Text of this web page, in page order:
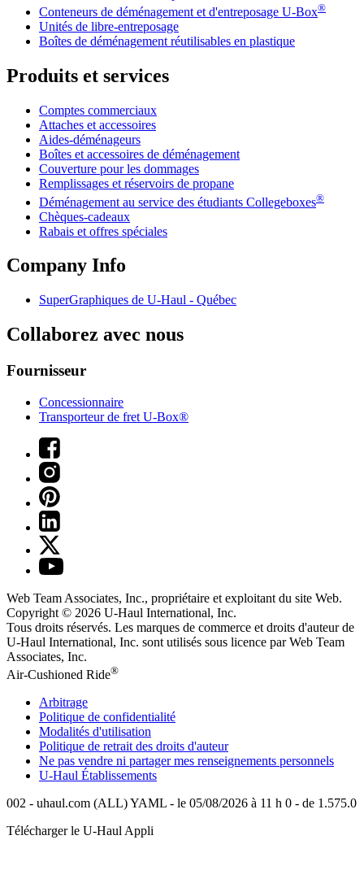
Conteneurs de déménagement et d'entreposage U-Box®
Unités de libre-entreposage
Boîtes de déménagement réutilisables en plastique
Produits et services
Comptes commerciaux
Attaches et accessoires
Aides-déménageurs
Boîtes et accessoires de déménagement
Couverture pour les dommages
Remplissages et réservoirs de propane
Déménagement au service des étudiants Collegeboxes®
Chèques-cadeaux
Rabais et offres spéciales
Company Info
SuperGraphiques de U-Haul - Québec
Collaborez avec nous
Fournisseur
Concessionnaire
Transporteur de fret U-Box®
Web Team Associates, Inc., propriétaire et exploitant du site Web.
Copyright © 2026 U-Haul International, Inc.
Tous droits réservés. Les marques de commerce et droits d'auteur de
U-Haul International, Inc. sont utilisés sous licence par Web Team
Associates, Inc.
Air-Cushioned Ride®
Arbitrage
Politique de confidentialité
Modalités d'utilisation
Politique de retrait des droits d'auteur
Ne pas vendre ni partager mes renseignements personnels
U-Haul Établissements
002 - uhaul.com (ALL) YAML - le 05/08/2026 à 11 h 0 - de 1.575.0
Télécharger le U-Haul Appli